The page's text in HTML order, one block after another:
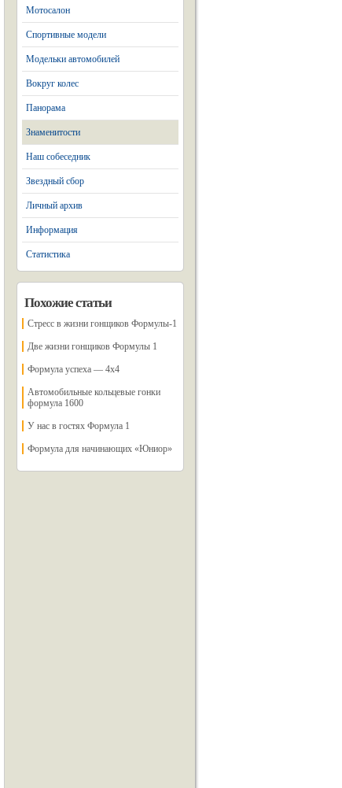
Мотосалон
Спортивные модели
Модельки автомобилей
Вокруг колес
Панорама
Знаменитости
Наш собеседник
Звездный сбор
Личный архив
Информация
Статистика
Похожие статьи
Стресс в жизни гонщиков Формулы-1
Две жизни гонщиков Формулы 1
Формула успеха — 4х4
Автомобильные кольцевые гонки
формула 1600
У нас в гостях Формула 1
Формула для начинающих «Юниор»